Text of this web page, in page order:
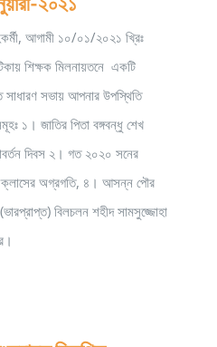
আগামী ১০/০১/২০২১ খ্রিঃ
শিক্ষক মিলনায়তনে একটি
সভায় আপনার উপস্থিতি
১। জাতির পিতা বঙ্গবন্ধু শেখ
দিবস ২। গত ২০২০ সনের
অগ্রগতি, ৪। আসন্ন পৌর
বিলচলন শহীদ সামসুজ্জোহা